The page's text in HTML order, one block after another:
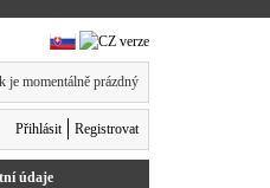
je momentálně prázdný
Přihlásit Registrovat
ní údaje